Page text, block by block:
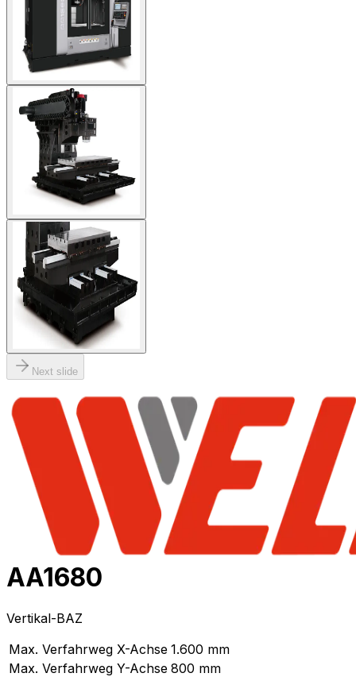
Next slide
AA1680
Vertikal-BAZ
Max. Verfahrweg X-Achse 1.600 mm
Max. Verfahrweg Y-Achse 800 mm